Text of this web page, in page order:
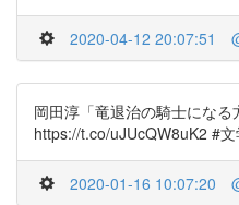
2020-04-12 20:07:51
岡田淳「竜退治の騎士にな
https://t.co/uJUcQW8uK2 #
2020-01-16 10:07:20